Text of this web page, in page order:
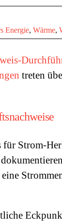
Energie, Wärme,
treten
Strom-